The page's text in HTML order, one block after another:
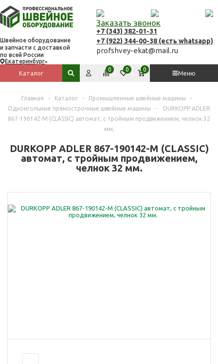
Швейное оборудование
и запчасти с доставкой
по всей России
Екатеринбург
Заказать звонок
+7 (343) 382-01-31
+7 (922) 344-00-38 (есть whatsapp)
profshvey-ekat@mail.ru
Каталог
Меню
Поиск по сайту
Сравнить
0 Избранное
0 Корзина
0
Главная - Каталог - Промышленные швейные машины
-
Одноигольные прямострочные швейные машины
-
DURKOPP ADLER
867-190142-М (CLASSIC) автомат, с тройным продвижением, челнок 32
мм.
DURKOPP ADLER 867-190142-М (CLASSIC)
автомат, с тройным продвижением,
челнок 32 мм.